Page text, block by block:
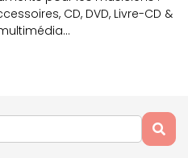
CD, DVD, Livre-CD &